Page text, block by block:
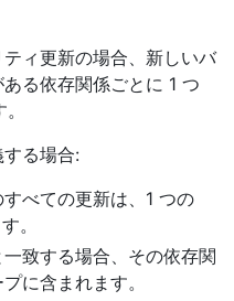
ィ更新の場合、新しいバ
る依存関係ごとに 1 つ
る場合:
べての更新は、1 つの
。
致する場合、その依存関
に含まれます。